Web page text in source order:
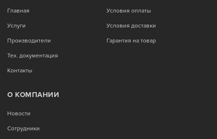
Главная
Услуги
Производители
Тех. документация
Контакты
Условия оплаты
Условия доставки
Гарантия на товар
О КОМПАНИИ
Новости
Сотрудники